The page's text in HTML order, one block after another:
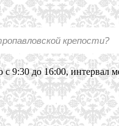
крепости?
9:30 до 16:00,